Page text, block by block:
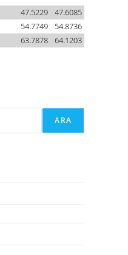
47.6085
47.5229
54.8736
54.7749
64.1203
63.7878
ARA